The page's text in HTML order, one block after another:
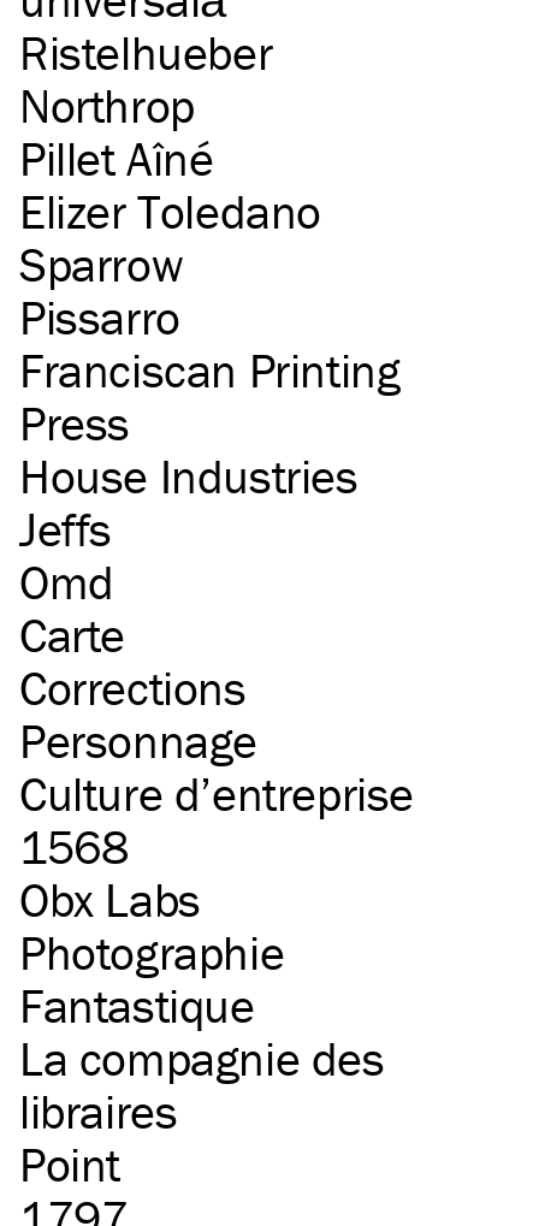
Ristelhueber
Northrop
Pillet Aîné
Elizer Toledano
Sparrow
Pissarro
Franciscan Printing
Press
House Industries
Jeffs
Omd
Carte
Corrections
Personnage
Culture d’entreprise
1568
Obx Labs
Photographie
Fantastique
La compagnie des
libraires
Point